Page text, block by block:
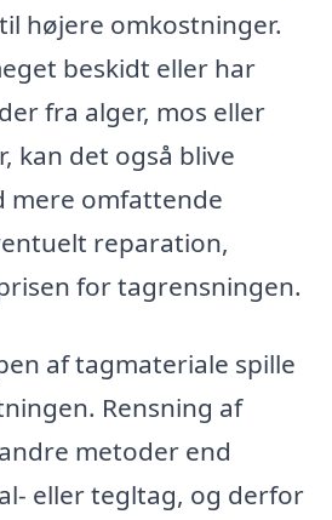
højere omkostninger.
beskidt eller har
fra alger, mos eller
kan det også blive
mere omfattende
reparation,
for tagrensningen.
af tagmateriale spille
Rensning af
metoder end
eller tegltag, og derfor